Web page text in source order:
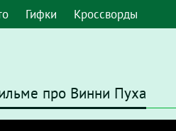
Гифки Кроссворды
про Винни Пуха